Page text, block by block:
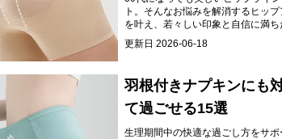
ト。そんなお悩みを解消するヒッ
を叶え、若々しい印象と自信に満
更新日 2026-06-18
羽根付きナプキンにも
て過ごせる15選
生理期間中の快適な過ごし方をサ